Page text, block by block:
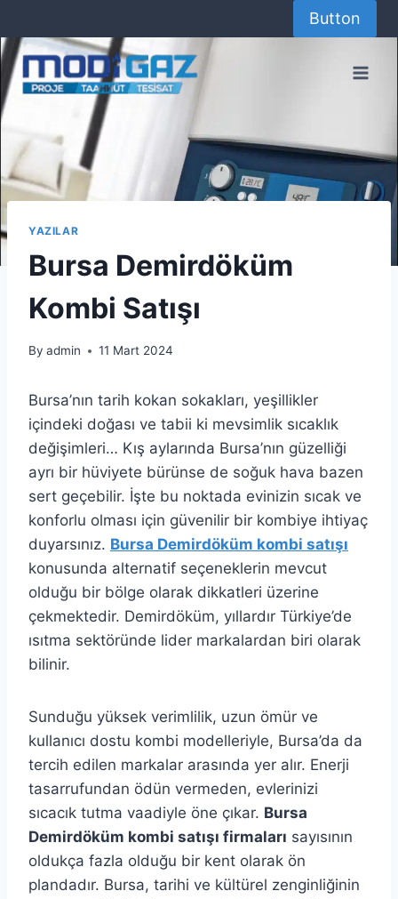
to
content
Button
YAZILAR
Bursa Demirdöküm
Kombi Satışı
By admin 11 Mart 2024
Bursa’nın tarih kokan sokakları, yeşillikler
içindeki doğası ve tabii ki mevsimlik sıcaklık
değişimleri… Kış aylarında Bursa’nın güzelliği
ayrı bir hüviyete bürünse de soğuk hava bazen
sert geçebilir. İşte bu noktada evinizin sıcak ve
konforlu olması için güvenilir bir kombiye ihtiyaç
duyarsınız. Bursa Demirdöküm kombi satışı
konusunda alternatif seçeneklerin mevcut
olduğu bir bölge olarak dikkatleri üzerine
çekmektedir. Demirdöküm, yıllardır Türkiye’de
ısıtma sektöründe lider markalardan biri olarak
bilinir.
Sunduğu yüksek verimlilik, uzun ömür ve
kullanıcı dostu kombi modelleriyle, Bursa’da da
tercih edilen markalar arasında yer alır. Enerji
tasarrufundan ödün vermeden, evlerinizi
sıcacık tutma vaadiyle öne çıkar. Bursa
Demirdöküm kombi satışı firmaları sayısının
oldukça fazla olduğu bir kent olarak ön
plandadır. Bursa, tarihi ve kültürel zenginliğinin